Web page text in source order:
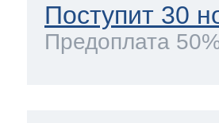
Поступит 30
Предоплата